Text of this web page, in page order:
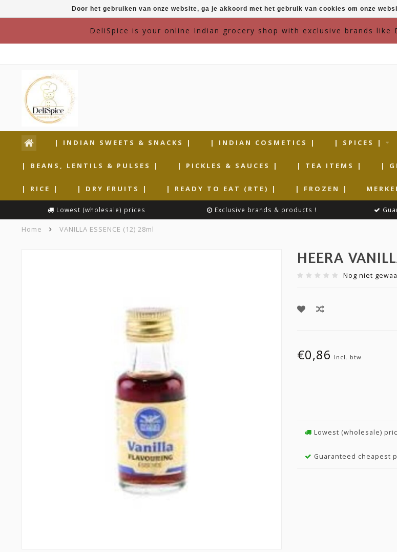
DeliSpice is your online Indian grocery shop with exclusive brands like
| INDIAN SWEETS & SNACKS | | INDIAN COSMETICS | | SPICES |
| BEANS, LENTILS & PULSES | | PICKLES & SAUCES | | TEA ITEMS | |
| RICE | | DRY FRUITS | | READY TO EAT (RTE) | | FROZEN |
Lowest (wholesale) prices Exclusive brands & products !
Home VANILLA ESSENCE (12) 28ml
HEERA
Nog niet
€0,86 Incl. btw
Lowest (wholesale)
Guaranteed cheapest
Door het gebruiken van onze website, ga je akkoord met het gebruik van cookies om onze